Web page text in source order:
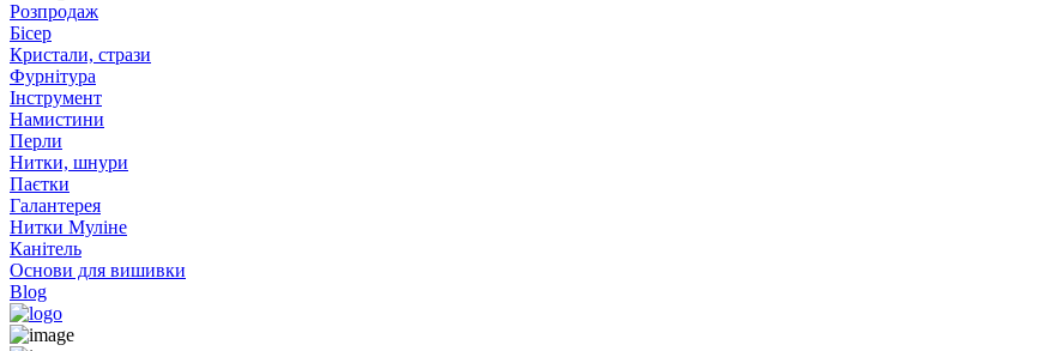
Розпродаж
Бісер
Кристали, стрази
Фурнітура
Інструмент
Намистини
Перли
Нитки, шнури
Паєтки
Галантерея
Нитки Муліне
Канітель
Основи для вишивки
Blog